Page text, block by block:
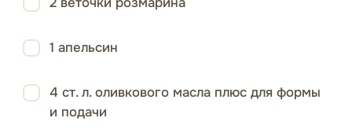
1 апельсин
4 ст. л. оливкового масла плюс для формы
и подачи